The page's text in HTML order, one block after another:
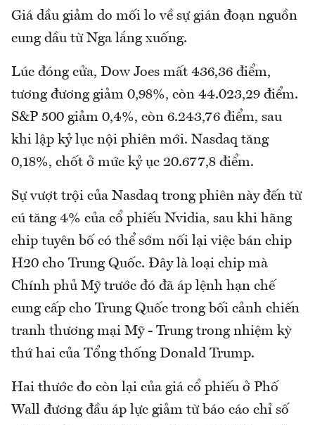
Giá dầu giảm do mối lo về sự gián đoạn nguồn
cung dầu từ Nga lắng xuống.
Lúc đóng cửa, Dow Joes mất 436,36 điểm,
tương đương giảm 0,98%, còn 44.023,29 điểm.
S&P 500 giảm 0,4%, còn 6.243,76 điểm, sau
khi lập kỷ lục nội phiên mới. Nasdaq tăng
0,18%, chốt ở mức kỷ ục 20.677,8 điểm.
Sự vượt trội của Nasdaq trong phiên này đến từ
cú tăng 4% của cổ phiếu Nvidia, sau khi hãng
chip tuyên bố có thể sớm nối lại việc bán chip
H20 cho Trung Quốc. Đây là loại chip mà
Chính phủ Mỹ trước đó đã áp lệnh hạn chế
cung cấp cho Trung Quốc trong bối cảnh chiến
tranh thương mại Mỹ - Trung trong nhiệm kỳ
thứ hai của Tổng thống Donald Trump.
Hai thước đo còn lại của giá cổ phiếu ở Phố
Wall đương đầu áp lực giảm từ báo cáo chỉ số